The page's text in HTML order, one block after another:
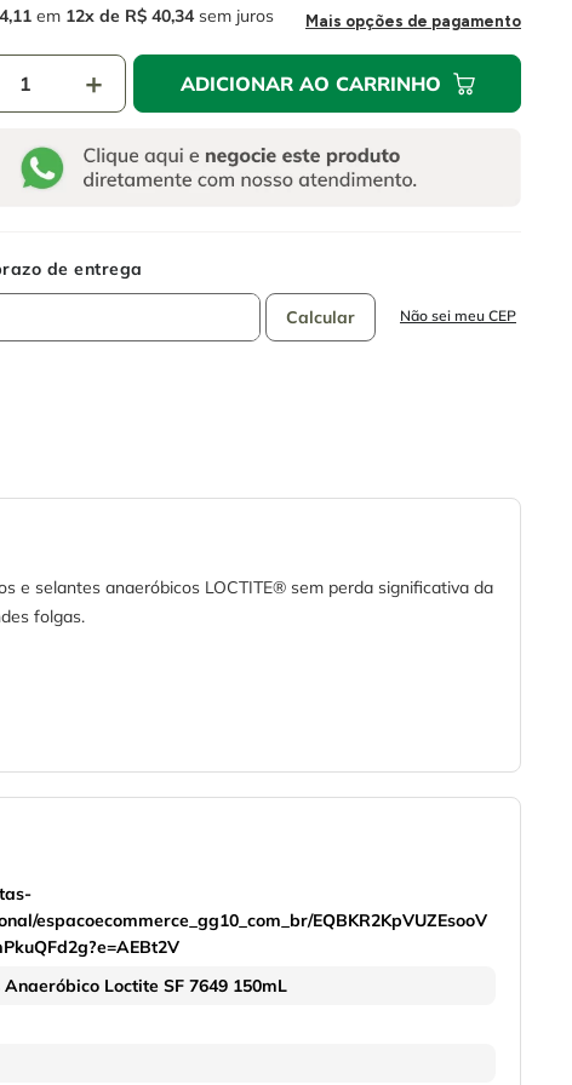
,11 em 12 R$ 40,34sem juros Mais opções de pagamento
＋ ADICIONAR AO CARRINHO
Não sei meu CEP
e selantes anaeróbicos LOCTITE® sem perda significativa da
folgas.
espacoecommerce_gg10_com_br/EQBKR2KpVUZEsooV
Loctite SF 7649 150mL